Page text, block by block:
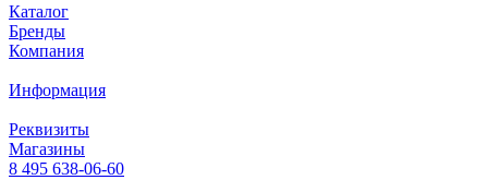
Каталог
Бренды
Компания
Информация
Реквизиты
Магазины
8 495 638-06-60